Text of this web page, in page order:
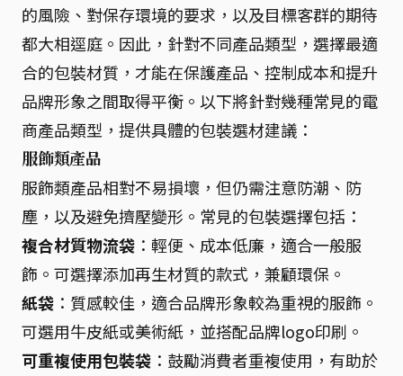
的風險、對保存環境的要求，以及目標客群的期待
都大相逕庭。因此，針對不同產品類型，選擇最適
合的包裝材質，才能在保護產品、控制成本和提升
品牌形象之間取得平衡。以下將針對幾種常見的電
商產品類型，提供具體的包裝選材建議：
服飾類產品
服飾類產品相對不易損壞，但仍需注意防潮、防
塵，以及避免擠壓變形。常見的包裝選擇包括：
複合材質物流袋 ：輕便、成本低廉，適合一般服
飾。可選擇添加再生材質的款式，兼顧環保。
紙袋 ：質感較佳，適合品牌形象較為重視的服飾。
可選用牛皮紙或美術紙，並搭配品牌logo印刷。
可重複使用包裝袋 ：鼓勵消費者重複使用，有助於